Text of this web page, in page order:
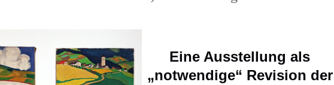
Eine Ausstellung als
„notwendige“ Revision der